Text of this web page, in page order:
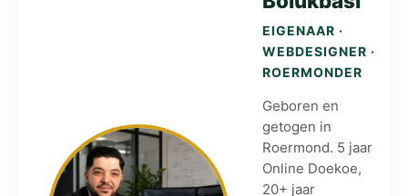
EIGENAAR ·
WEBDESIGNER ·
ROERMONDER
Geboren en
getogen in
Roermond. 5 jaar
Online Doekoe,
20+ jaar